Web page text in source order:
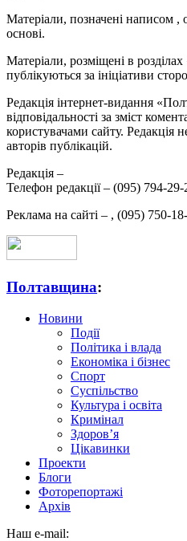
Матеріали, позначені написом ,
основі.
Матеріали, розміщені в
публікуються за ініціативи
Редакція інтернет-видання
відповідальності за зміст
користувачами сайту. Редакція
авторів публікацій.
Редакція –
Телефон редакції – (095) 794-29-
Реклама на сайті – , (095) 750-
Полтавщина:
Новини
Події
Політика і влада
Економіка і бізнес
Спорт
Суспільство
Культура і освіта
Кримінал
Здоров’я
Цікавинки
Проекти
Блоги
Фоторепортажі
Архів
Наш e-mail: